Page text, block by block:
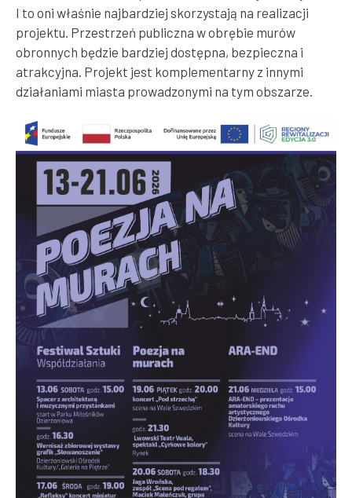
I to oni właśnie najbardziej skorzystają na realizacji
projektu. Przestrzeń publiczna w obrębie murów
obronnych będzie bardziej dostępna, bezpieczna i
atrakcyjna. Projekt jest komplementarny z innymi
działaniami miasta prowadzonymi na tym obszarze.